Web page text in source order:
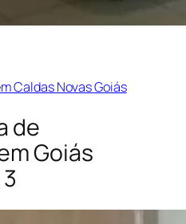
Caldas Novas Goiás
de
Goiás